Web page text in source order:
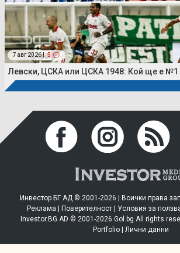
7 авг 2026 | 5
Левски, ЦСКА или ЦСКА 1948: Кой ще е №1
Инвестор.БГ АД © 2001-2026 | Всички права
Реклама
Поверителност| Условия за
Investor.BG AD © 2001-2026 Gol.bg All rights
Portfolio
Лични данни